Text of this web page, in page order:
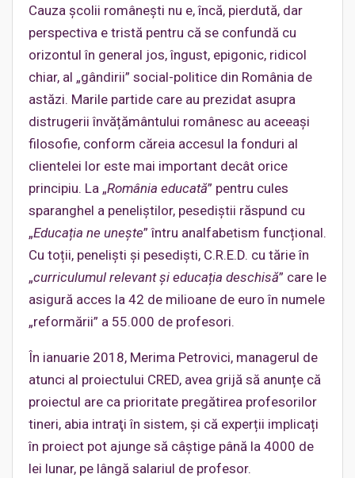
Cauza școlii românești nu e, încă, pierdută, dar
perspectiva e tristă pentru că se confundă cu
orizontul în general jos, îngust, epigonic, ridicol
chiar, al „gândirii” social-politice din România de
astăzi. Marile partide care au prezidat asupra
distrugerii învățământului românesc au aceeași
filosofie, conform căreia accesul la fonduri al
clientelei lor este mai important decât orice
principiu. La „România educată” pentru cules
sparanghel a peneliștilor, pesediștii răspund cu
„Educația ne unește” întru analfabetism funcțional.
Cu toții, peneliști și pesediști, C.R.E.D. cu tărie în
„curriculumul relevant și educația deschisă” care le
asigură acces la 42 de milioane de euro în numele
„reformării” a 55.000 de profesori.
În ianuarie 2018, Merima Petrovici, managerul de
atunci al proiectului CRED, avea grijă să anunțe că
proiectul are ca prioritate pregătirea profesorilor
tineri, abia intraţi în sistem, și că experții implicați
în proiect pot ajunge să câștige până la 4000 de
lei lunar, pe lângă salariul de profesor.